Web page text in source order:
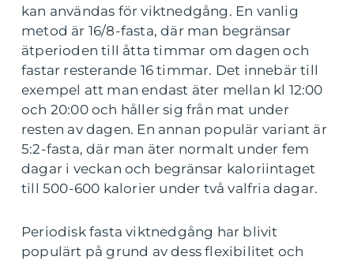
kan användas för viktnedgång. En vanlig
metod är 16/8-fasta, där man begränsar
ätperioden till åtta timmar om dagen och
fastar resterande 16 timmar. Det innebär till
exempel att man endast äter mellan kl 12:00
och 20:00 och håller sig från mat under
resten av dagen. En annan populär variant är
5:2-fasta, där man äter normalt under fem
dagar i veckan och begränsar kaloriintaget
till 500-600 kalorier under två valfria dagar.
Periodisk fasta viktnedgång har blivit
populärt på grund av dess flexibilitet och